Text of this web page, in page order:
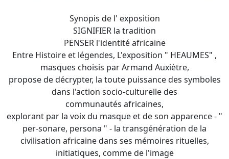
Synopis de l' exposition
SIGNIFIER la tradition
PENSER l'identité africaine
Entre Histoire et légendes, L'exposition " HEAUMES" ,
masques choisis par Armand Auxiètre,
propose de décrypter, la toute puissance des symboles
dans l'action socio-culturelle des
communautés africaines,
explorant par la voix du masque et de son apparence - "
per-sonare, persona " - la transgénération de la
civilisation africaine dans ses mémoires rituelles,
initiatiques, comme de l'image